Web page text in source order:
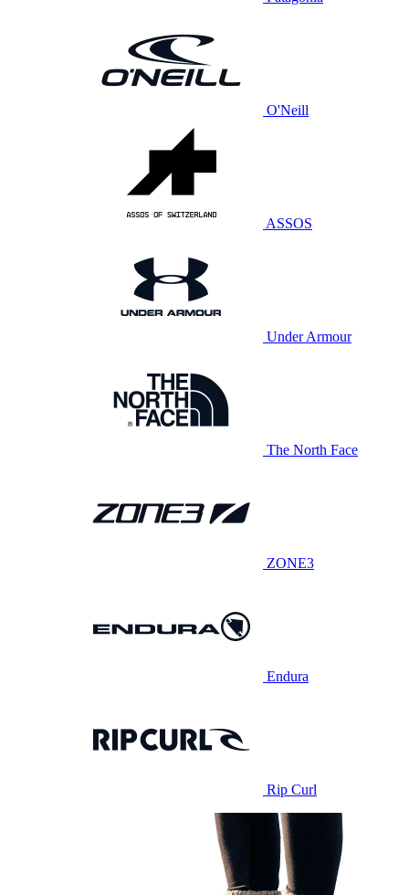
O'Neill
ASSOS
Under Armour
The North Face
ZONE3
Endura
Rip Curl